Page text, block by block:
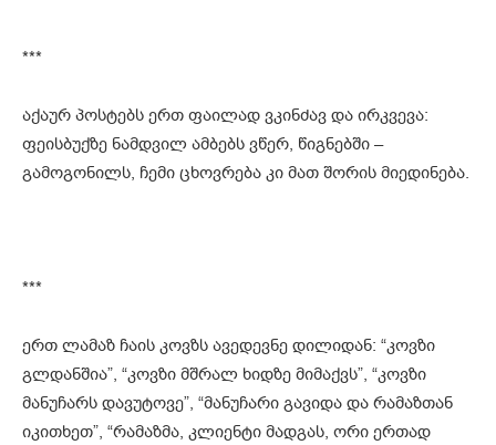
***
აქაურ პოსტებს ერთ ფაილად ვკინძავ და ირკვევა:
ფეისბუქზე ნამდვილ ამბებს ვწერ, წიგნებში –
გამოგონილს, ჩემი ცხოვრება კი მათ შორის მიედინება.
***
ერთ ლამაზ ჩაის კოვზს ავედევნე დილიდან: “კოვზი
გლდანშია”, “კოვზი მშრალ ხიდზე მიმაქვს”, “კოვზი
მანუჩარს დავუტოვე”, “მანუჩარი გავიდა და რამაზთან
იკითხეთ”, “რამაზმა, კლიენტი მადგას, ორი ერთად